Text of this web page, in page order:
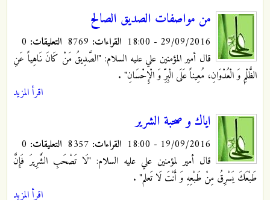
من مواصفات الصديق الصالح
29/09/2016 - 18:00 القراءات: التعليقات:
قال أمير المؤمنين علي عليه السلام: "الصَّدِيقُ‏ مَنْ‏ كَانَ‏ نَاهِياً عَنِ
الظُّلْمِ وَ الْعُدْوَانِ، مُعِيناً عَلَى الْبِرِّ وَ الْإِحْسَانِ" .
اقرأ المزيد
اياك و صحبة الشرير
19/09/2016 - 18:00 القراءات: التعليقات:
قال أمير لمؤمنين علي عليه السلام: "لَا تَصْحَبِ‏ الشَّرِيرَ فَإِنَّ
طَبْعَكَ يَسْرِقُ مِنْ طَبْعِهِ وَ أَنْتَ لَا تَعلم" .
اقرأ المزيد